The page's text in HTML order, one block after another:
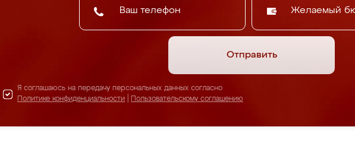
Желаемый
Отправить
Я соглашаюсь на передачу персональных данных согласно
Политике конфиденциальности
Пользовательскому соглашению